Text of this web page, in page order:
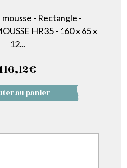
- Rectangle -
HR35 - 160 x 65 x
12...
116,12€
au panier